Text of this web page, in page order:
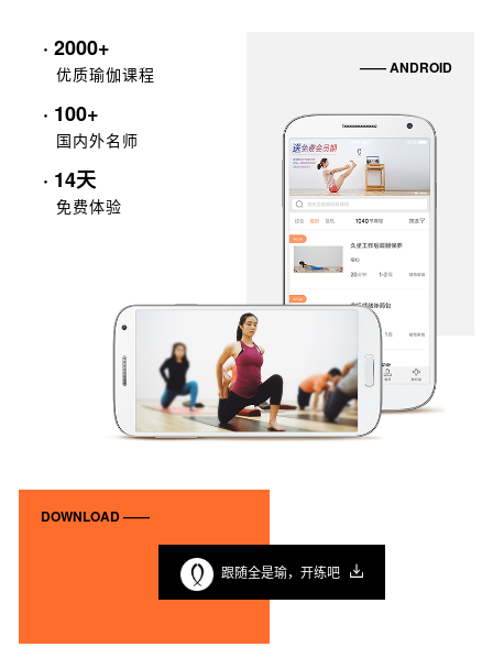
· 2000+
优质瑜伽课程
· 100+
国内外名师
· 14天
免费体验
—— ANDROID
DOWNLOAD ——
跟随全是瑜，开练吧